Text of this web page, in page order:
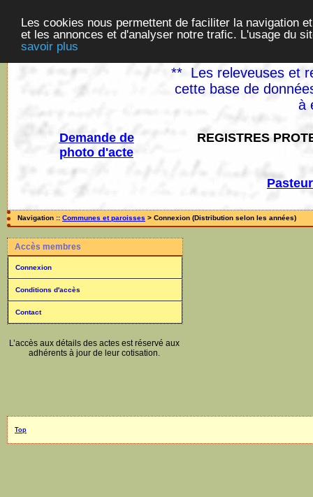
Les cookies nous permettent de faciliter la navigation
et les annonces et d'analyser notre trafic. L'usage du
savoir plus
** Les releveuses et
cette base de
à
Demande de
photo d'acte
REGISTRES
Navigation :: Communes et paroisses > Connexion (Distribution selon les années)
Accès membres
Connexion
Conditions d'accès
Contact
L’accès aux détails des actes est réservé aux
adhérents à jour de leur cotisation.
Top